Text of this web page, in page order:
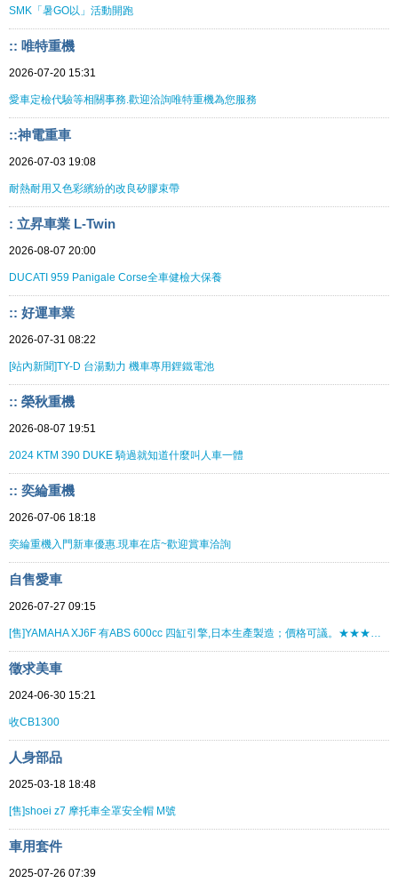
SMK「暑GO以」活動開跑
:: 唯特重機
2026-07-20 15:31
愛車定檢代驗等相關事務.歡迎洽詢唯特重機為您服務
::神電重車
2026-07-03 19:08
耐熱耐用又色彩繽紛的改良矽膠束帶
: 立昇車業 L-Twin
2026-08-07 20:00
DUCATI 959 Panigale Corse全車健檢大保養
:: 好運車業
2026-07-31 08:22
[站內新聞]TY-D 台湯動力 機車專用鋰鐵電池
:: 榮秋重機
2026-08-07 19:51
2024 KTM 390 DUKE 騎過就知道什麼叫人車一體
:: 奕綸重機
2026-07-06 18:18
奕綸重機入門新車優惠.現車在店~歡迎賞車洽詢
自售愛車
2026-07-27 09:15
[售]YAMAHA XJ6F 有ABS 600cc 四缸引擎,日本生產製造；價格可議。★★★★★★★★
徵求美車
2024-06-30 15:21
收CB1300
人身部品
2025-03-18 18:48
[售]shoei z7 摩托車全罩安全帽 M號
車用套件
2025-07-26 07:39